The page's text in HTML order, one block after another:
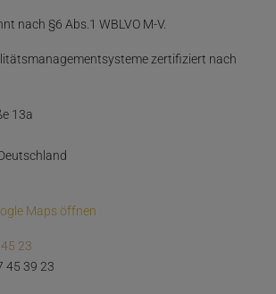
nach §6 Abs.1 WBLVO M-V.
zertifiziert nach
13a
Maps öffnen
23
45 39 23